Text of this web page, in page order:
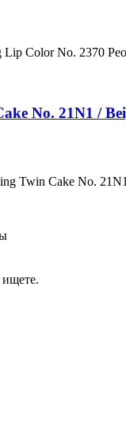
Lip Color No. 2370
No. 21N1 /
Twin Cake No.
ищете.